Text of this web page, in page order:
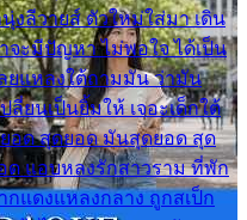
งลีวายส์ ตัวใหม่ใส่มา เดิน
จะมีปัญหา ไม่พอใจ ได้เป็น
ยแหลงใต้ถามมัน ว่ามัน
ยนเป็นยิ้มให้ เจอะเด็กใต้
อด สุดยอด มันสุดยอด สุด
แอบหลงรักสาวราม ที่พัก
กแดงแหลงกลาง ถูกสเป็ก